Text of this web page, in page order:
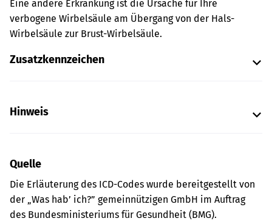
Eine andere Erkrankung ist die Ursache für Ihre
verbogene Wirbelsäule am Übergang von der Hals-
Wirbelsäule zur Brust-Wirbelsäule.
Zusatzkennzeichen
Hinweis
Quelle
Die Erläuterung des ICD-Codes wurde bereitgestellt von
der „Was hab’ ich?” gemeinnützigen GmbH im Auftrag
des Bundesministeriums für Gesundheit (BMG).